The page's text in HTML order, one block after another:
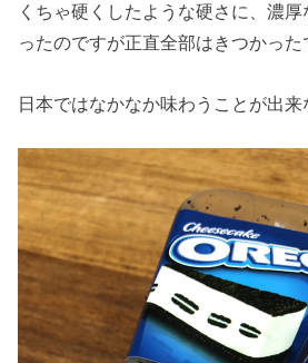
くちゃ硬くしたような硬さに、濃
ったのですが正直全部はきつかった
日本ではなかなか味わうことが出来